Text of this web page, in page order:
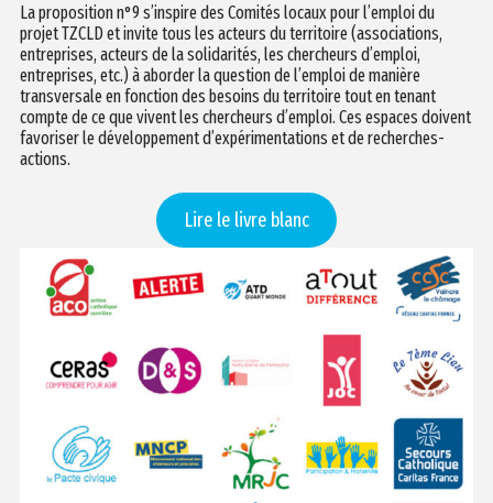
La proposition n°9 s’inspire des Comités locaux pour l’emploi du
projet TZCLD et invite tous les acteurs du territoire (associations,
entreprises, acteurs de la solidarités, les chercheurs d’emploi,
entreprises, etc.) à aborder la question de l’emploi de manière
transversale en fonction des besoins du territoire tout en tenant
compte de ce que vivent les chercheurs d’emploi. Ces espaces doivent
favoriser le développement d’expérimentations et de recherches-
actions.
Lire le livre blanc